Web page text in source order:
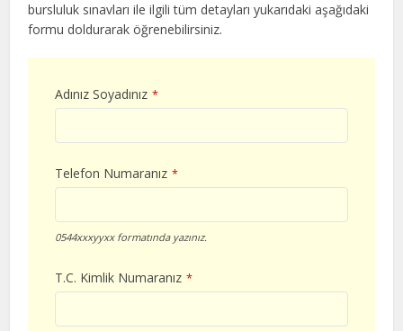
bursluluk sınavları ile ilgili tüm detayları yukarıdaki aşağıdaki
formu doldurarak öğrenebilirsiniz.
Adınız Soyadınız *
Telefon Numaranız *
0544xxxyyxx formatında yazınız.
T.C. Kimlik Numaranız *